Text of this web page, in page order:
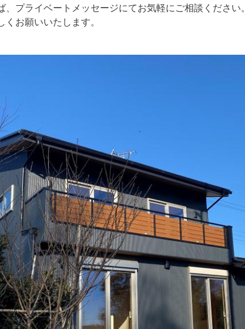
、プライベートメッセージにてお気軽にご相談ください。
くお願いいたします。